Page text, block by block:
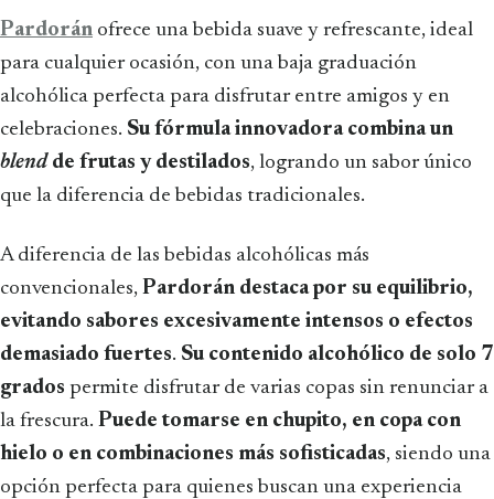
Pardorán ofrece una bebida suave y refrescante, ideal
para cualquier ocasión, con una baja graduación
alcohólica perfecta para disfrutar entre amigos y en
celebraciones. Su fórmula innovadora combina un
blendde frutas y destilados, logrando un sabor único
que la diferencia de bebidas tradicionales.
A diferencia de las bebidas alcohólicas más
convencionales, Pardorán destaca por su equilibrio,
evitando sabores excesivamente intensos o efectos
demasiado fuertes. Su contenido alcohólico de solo 7
grados permite disfrutar de varias copas sin renunciar a
la frescura. Puede tomarse en chupito, en copa con
hielo o en combinaciones más sofisticadas, siendo una
opción perfecta para quienes buscan una experiencia